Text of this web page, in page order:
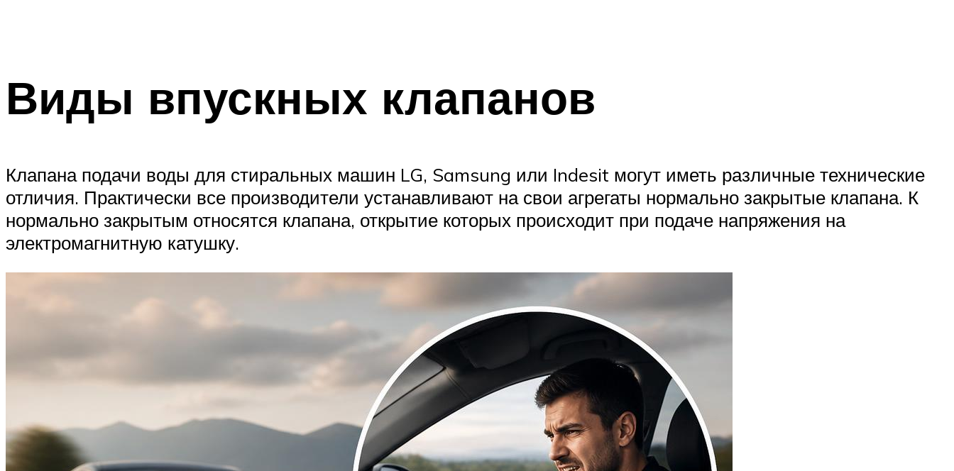
Виды впускных клапанов
Клапана подачи воды для стиральных машин LG, Samsung или Indesit могут иметь различные технические
отличия. Практически все производители устанавливают на свои агрегаты нормально закрытые клапана. К
нормально закрытым относятся клапана, открытие которых происходит при подаче напряжения на
электромагнитную катушку.